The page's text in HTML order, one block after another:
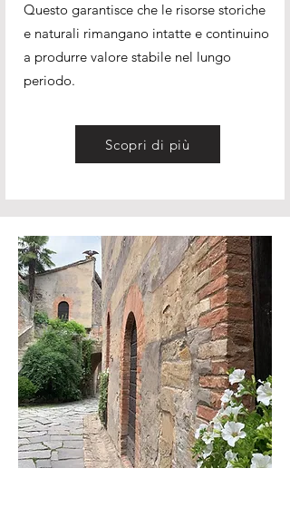
Questo garantisce che le risorse storiche
e naturali rimangano intatte e continuino
a produrre valore stabile nel lungo
periodo.
Scopri di più